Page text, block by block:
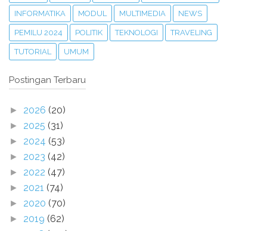
INFORMATIKA MODUL MULTIMEDIA NEWS
PEMILU 2024 POLITIK TEKNOLOGI TRAVELING
TUTORIAL UMUM
Postingan Terbaru
► 2026 (20)
► 2025 (31)
► 2024 (53)
► 2023 (42)
► 2022 (47)
► 2021 (74)
► 2020 (70)
► 2019 (62)